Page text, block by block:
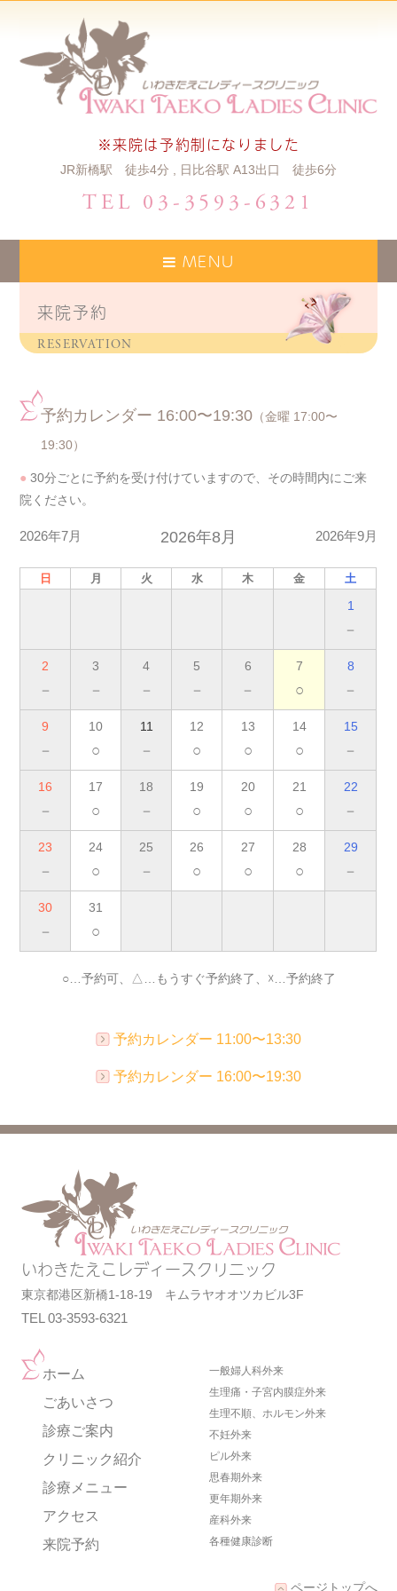
※来院は予約制になりました
JR新橋駅 徒歩4分 , 日比谷駅 A13出口 徒歩6分
TEL 03-3593-6321
MENU
来院予約
RESERVATION
予約カレンダー 16:00〜19:30 （金曜 17:00〜
19:30）
● 30分ごとに予約を受け付けていますので、その時間内にご来
院ください。
2026年8月
日 月 火 水 木 金 土
1
－
2
－
3
－
4
－
5
－
6
－
7
○
8
－
9
－
10
○
11
－
12
○
13
○
14
○
15
－
16
－
17
○
18
－
19
○
20
○
21
○
22
－
23
－
24
○
25
－
26
○
27
○
28
○
29
－
30
－
31
○
2026年7月 2026年9月
○…予約可、△…もうすぐ予約終了、☓…予約終了
予約カレンダー 11:00〜13:30
予約カレンダー 16:00〜19:30
いわきたえこレディースクリニック
東京都港区新橋1-18-19 キムラヤオオツカビル3F
TEL 03-3593-6321
ホーム
ごあいさつ
診療ご案内
クリニック紹介
診療メニュー
アクセス
来院予約
一般婦人科外来
生理痛・子宮内膜症外来
生理不順、ホルモン外来
不妊外来
ピル外来
思春期外来
更年期外来
産科外来
各種健康診断
ページトップへ